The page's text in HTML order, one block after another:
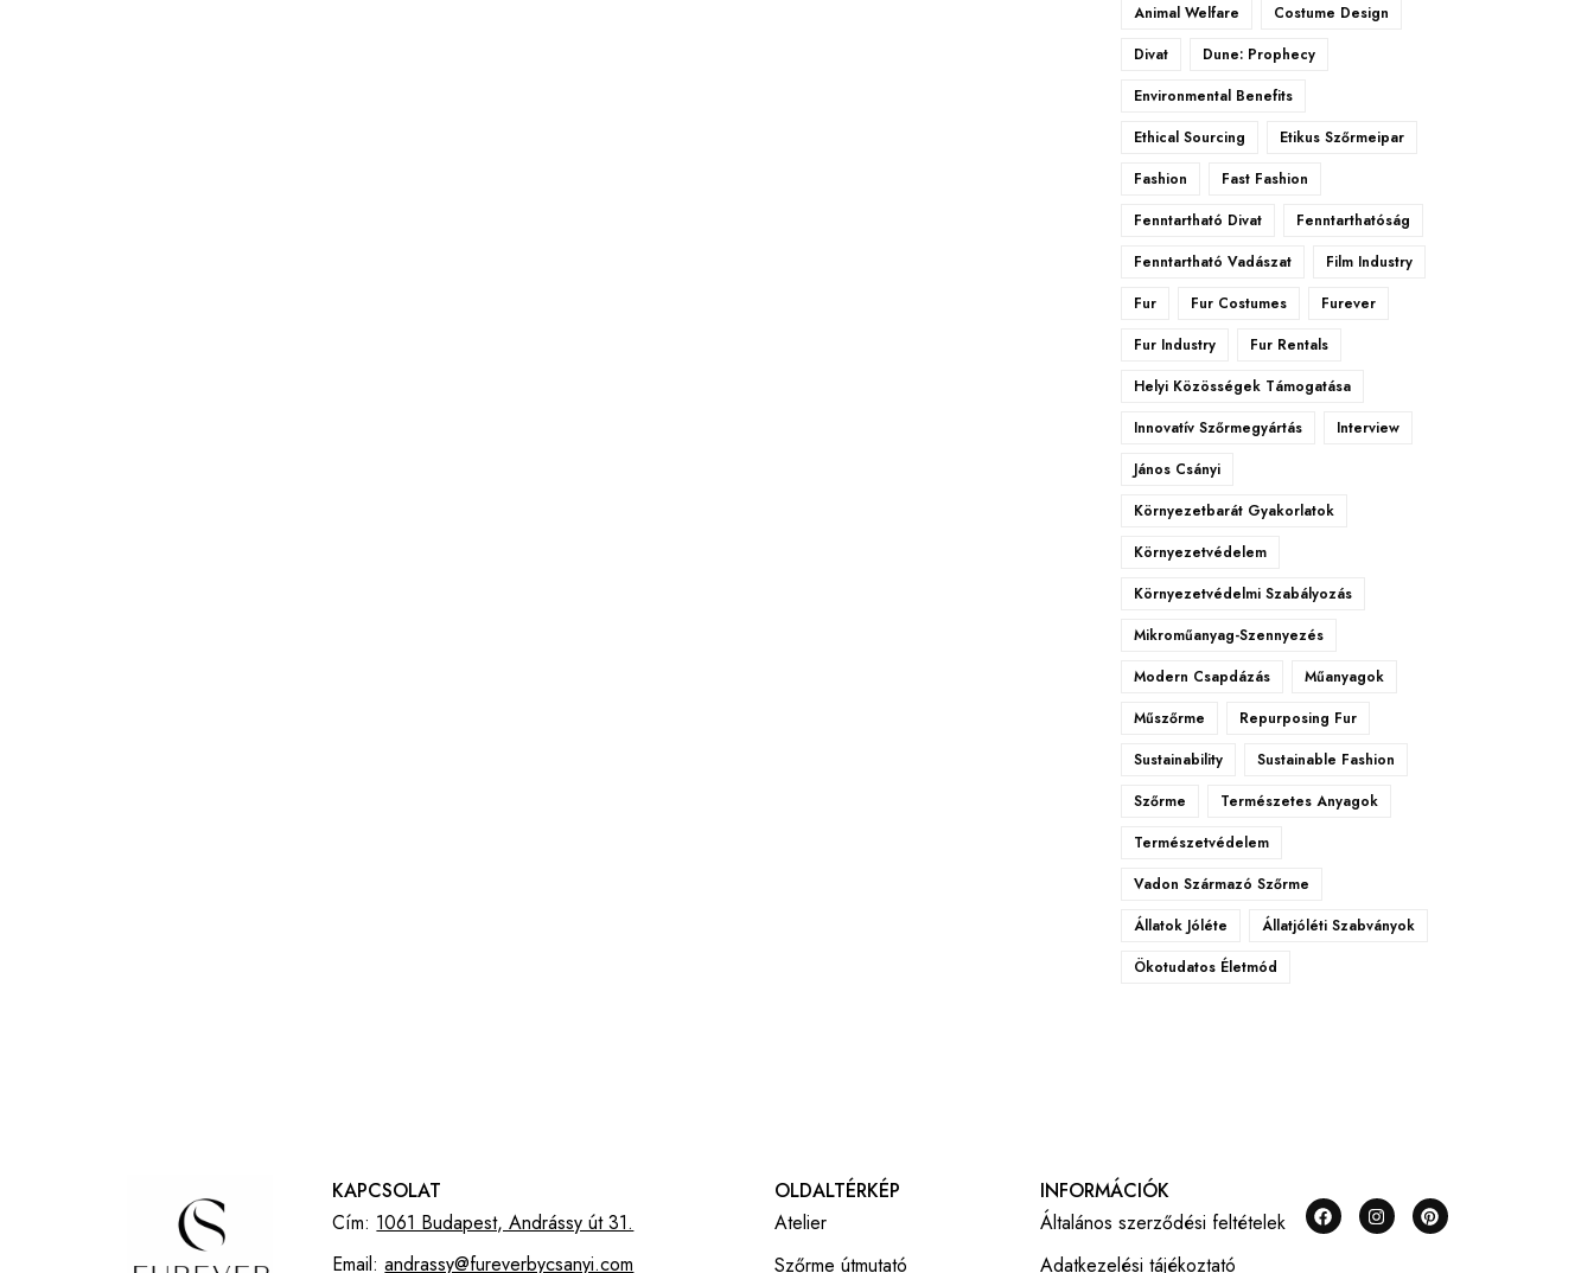
Animal Welfare
Costume Design
Divat
Dune: Prophecy
Environmental Benefits
Ethical Sourcing
Etikus Szőrmeipar
Fashion
Fast Fashion
Fenntartható Divat
Fenntarthatóság
Fenntartható Vadászat
Film Industry
Fur
Fur Costumes
Furever
Fur Industry
Fur Rentals
Helyi Közösségek Támogatása
Innovatív Szőrmegyártás
Interview
János Csányi
Környezetbarát Gyakorlatok
Környezetvédelem
Környezetvédelmi Szabályozás
Mikroműanyag-Szennyezés
Modern Csapdázás
Műanyagok
Műszőrme
Repurposing Fur
Sustainability
Sustainable Fashion
Szőrme
Természetes Anyagok
Természetvédelem
Vadon Származó Szőrme
Állatok Jóléte
Állatjóléti Szabványok
Ökotudatos Életmód
KAPCSOLAT
Cím: 1061 Budapest, Andrássy út 31.
Email:andrassy@fureverbycsanyi.com
OLDALTÉRKÉP
Atelier
Szőrme útmutató
INFORMÁCIÓK
Általános szerződési feltételek
Adatkezelési tájékoztató